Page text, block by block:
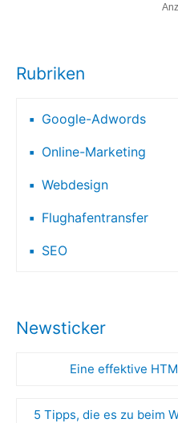
Rubriken
Google-Adwords
Online-Marketing
Webdesign
Flughafentransfer
SEO
Newsticker
Eine effektive
5 Tipps, die es zu beim